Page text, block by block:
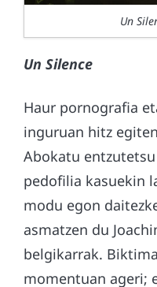
Un
Un Silence
Haur pornografia
inguruan hitz
Abokatu
pedofilia kasuekin
modu egon
asmatzen du
belgikarrak.
momentuan ageri;